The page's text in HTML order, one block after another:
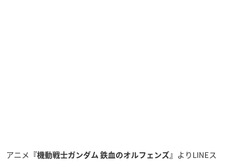
アニメ 『機動戦士ガンダム 鉄血のオルフェンズ』
よりLINEス